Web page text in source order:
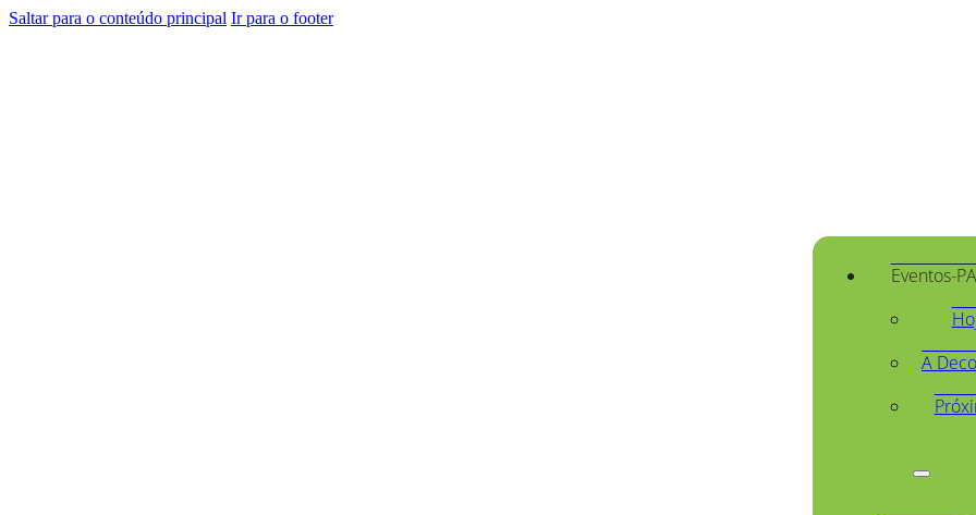
Saltar para o conteúdo principal Ir para o footer
Eventos-
A